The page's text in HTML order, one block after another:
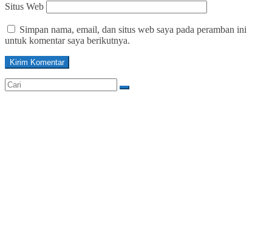
Situs Web
Simpan nama, email, dan situs web saya pada peramban ini
untuk komentar saya berikutnya.